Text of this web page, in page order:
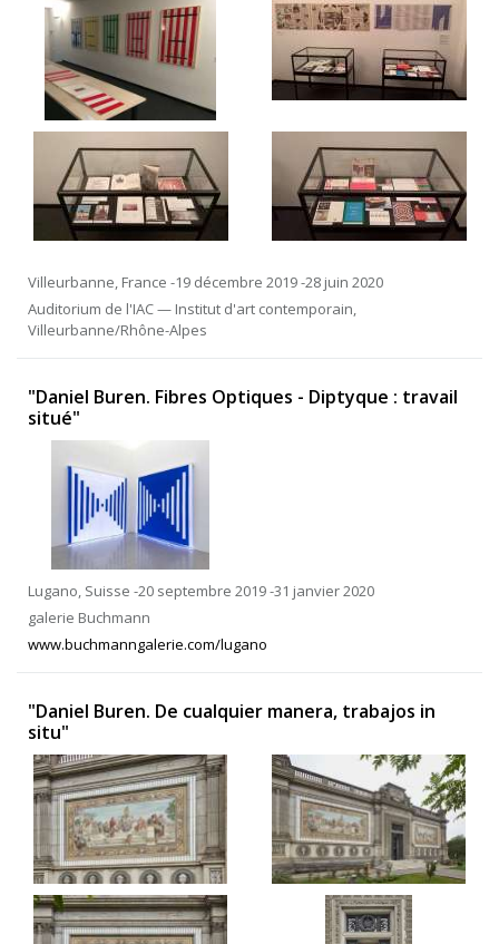
Villeurbanne, France -19 décembre 2019 -28 juin 2020
Auditorium de l'IAC — Institut d'art contemporain,
Villeurbanne/Rhône-Alpes
"Daniel Buren. Fibres Optiques - Diptyque : travail
situé"
Lugano, Suisse -20 septembre 2019 -31 janvier 2020
galerie Buchmann
www.buchmanngalerie.com/lugano
"Daniel Buren. De cualquier manera, trabajos in
situ"